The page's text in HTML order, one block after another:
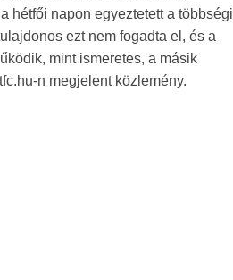
hétfői napon egyeztetett a többségi
ezt nem fogadta el, és a
mint ismeretes, a másik
n megjelent közlemény.